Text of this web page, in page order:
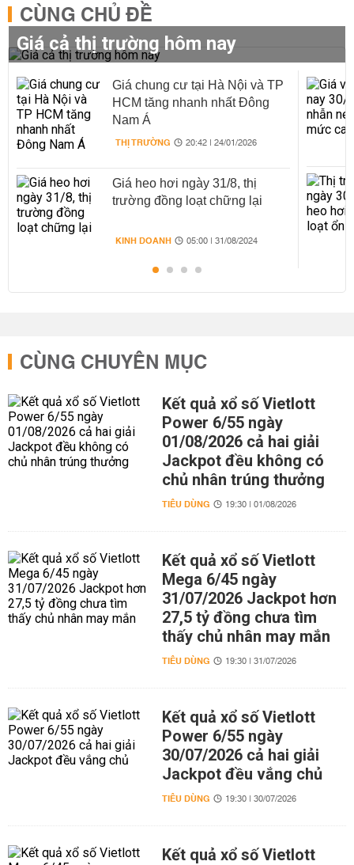
CÙNG CHỦ ĐỀ
Giá cả thị trường hôm nay
Giá chung cư tại Hà Nội và TP
HCM tăng nhanh nhất Đông
Nam Á
THỊ TRƯỜNG 20:42 | 24/01/2026
Giá heo hơi ngày 31/8, thị
trường đồng loạt chững lại
KINH DOANH 05:00 | 31/08/2024
CÙNG CHUYÊN MỤC
Kết quả xổ số Vietlott
Power 6/55 ngày
01/08/2026 cả hai giải
Jackpot đều không có
chủ nhân trúng thưởng
TIÊU DÙNG 19:30 | 01/08/2026
Kết quả xổ số Vietlott
Mega 6/45 ngày
31/07/2026 Jackpot hơn
27,5 tỷ đồng chưa tìm
thấy chủ nhân may mắn
TIÊU DÙNG 19:30 | 31/07/2026
Kết quả xổ số Vietlott
Power 6/55 ngày
30/07/2026 cả hai giải
Jackpot đều vắng chủ
TIÊU DÙNG 19:30 | 30/07/2026
Kết quả xổ số Vietlott